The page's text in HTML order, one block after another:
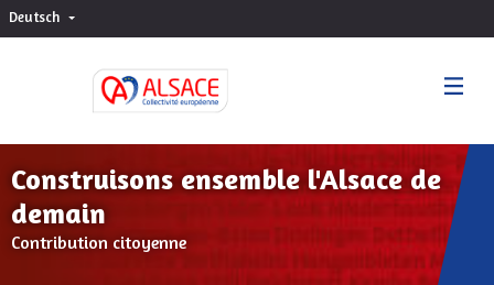
Deutsch Choisir la langue
Construisons ensemble l'Alsace de
demain
Contribution citoyenne